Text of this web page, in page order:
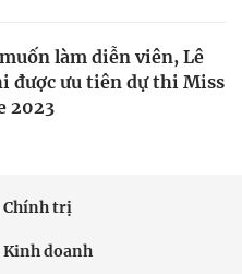
làm diễn viên, Lê
được ưu tiên dự thi Miss
2023
Chính trị
Kinh doanh